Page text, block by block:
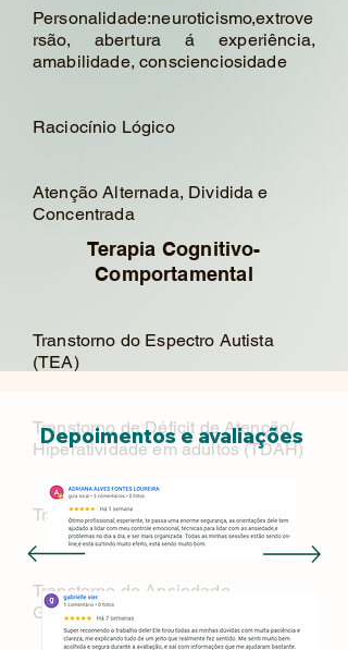
Personalidade:neuroticismo,extrove
rsão, abertura á experiência,
amabilidade, conscienciosidade
Raciocínio Lógico
Atenção Alternada, Dividida e
Concentrada
Terapia Cognitivo-
Comportamental
Transtorno do Espectro Autista
(TEA)
Transtorno de Déficit de Atenção/
Hiperatividade em adultos (TDAH)
Transtorno Depressivo Maior
Transtorno de Ansiedade
Generalizada (TAG)
Depoimentos e avaliações